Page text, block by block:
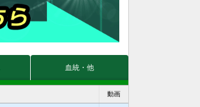
血統・他
動画